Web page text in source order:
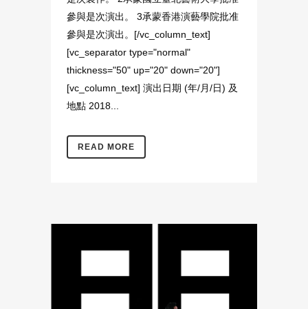
參與是次演出。 3承蒙香港演藝學院批准
參與是次演出。[/vc_column_text]
[vc_separator type="normal"
thickness="50" up="20" down="20"]
[vc_column_text] 演出日期 ‭(‬年‭/‬月‭/‬日‭)‬ 及
地點 2018...
READ MORE